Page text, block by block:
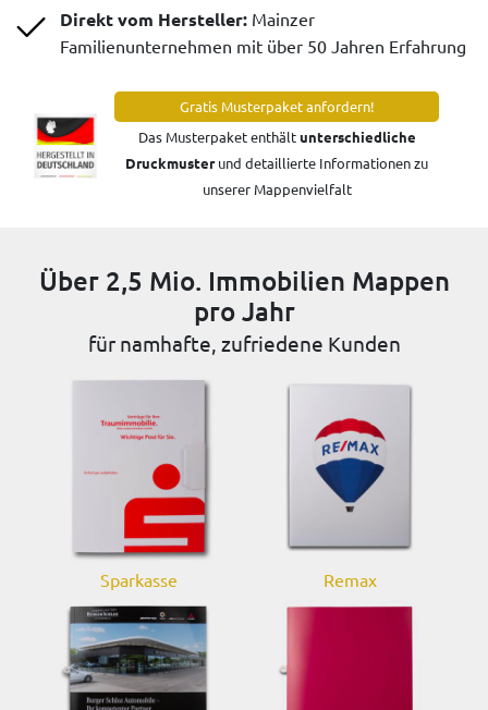
Direkt vom Hersteller: Mainzer
Familienunternehmen mit über 50 Jahren Erfahrung
Gratis Musterpaket anfordern!
Das Musterpaket enthältunterschiedliche
Druckmusterund detaillierte Informationen zu
unserer Mappenvielfalt
Über 2,5 Mio. Immobilien Mappen
pro Jahr
für namhafte, zufriedene Kunden
Sparkasse Remax